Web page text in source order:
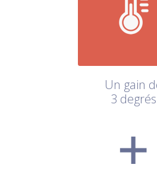
Un gain
3 degrés